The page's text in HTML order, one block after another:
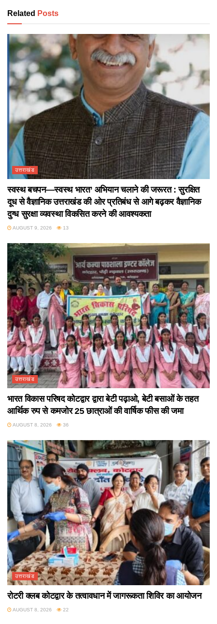
Related Posts
उत्तराखंड
स्वस्थ बचपन—स्वस्थ भारत’ अभियान चलाने की जरूरत : सुरक्षित
दूध से वैज्ञानिक उत्तराखंड की ओर प्रतिबंध से आगे बढ़कर वैज्ञानिक
दुग्ध सुरक्षा व्यवस्था विकसित करने की आवश्यकता
AUGUST 9, 2026 13
उत्तराखंड
भारत विकास परिषद कोटद्वार द्वारा बेटी पढ़ाओ, बेटी बसाओं के तहत
आर्थिक रुप से कमजोर 25 छात्राओं की वार्षिक फीस की जमा
AUGUST 8, 2026 36
उत्तराखंड
रोटरी क्लब कोटद्वार के तत्वावधान में जागरूकता शिविर का आयोजन
AUGUST 8, 2026 22